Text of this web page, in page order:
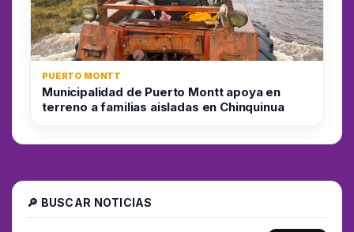
PUERTO MONTT
Municipalidad de Puerto Montt apoya en
terreno a familias aisladas en Chinquinua
🔎 BUSCAR NOTICIAS